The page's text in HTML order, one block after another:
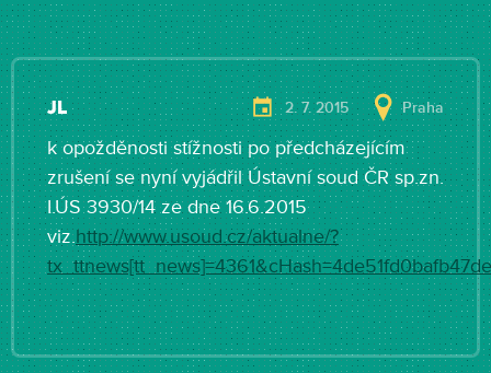
JL 2. 7. 2015 Praha
k opožděnosti stížnosti po předcházejícím
zrušení se nyní vyjádřil Ústavní soud ČR sp.zn.
I.ÚS 3930/14 ze dne 16.6.2015
viz.http://www.usoud.cz/aktualne/?